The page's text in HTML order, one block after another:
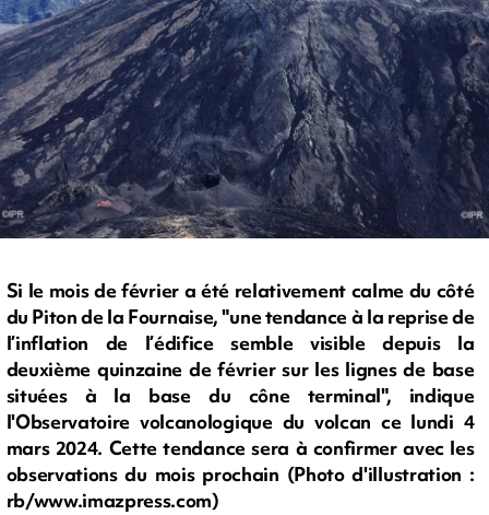
Si le mois de février a été relativement calme du côté
du Piton de la Fournaise, "une tendance à la reprise de
l’inflation de l’édifice semble visible depuis la
deuxième quinzaine de février sur les lignes de base
situées à la base du cône terminal", indique
l'Observatoire volcanologique du volcan ce lundi 4
mars 2024. Cette tendance sera à confirmer avec les
observations du mois prochain (Photo d'illustration :
rb/www.imazpress.com)